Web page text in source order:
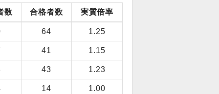
数 合格者数 実質倍率
64 1.25
41 1.15
43 1.23
14 1.00